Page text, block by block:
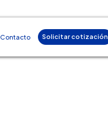
Contacto Solicitar cotización